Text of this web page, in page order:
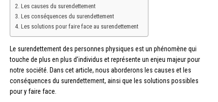
Les causes du surendettement
Les conséquences du surendettement
Les solutions pour faire face au surendettement
Le surendettement des personnes physiques est un phénomène qui
touche de plus en plus d’individus et représente un enjeu majeur pour
notre société. Dans cet article, nous aborderons les causes et les
conséquences du surendettement, ainsi que les solutions possibles
pour y faire face.